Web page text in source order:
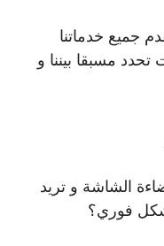
جميع خدماتنا
تحدد مسبقا بيننا و
الشاشة و تريد
فوري؟